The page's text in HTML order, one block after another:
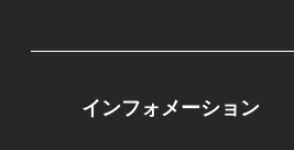
インフォメーション